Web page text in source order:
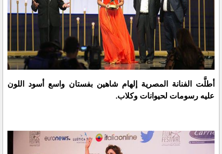
أطلَّت الفنانة المصرية إلهام شاهين بفستان واسع أسود اللون
عليه رسومات لحيوانات وكلاب.